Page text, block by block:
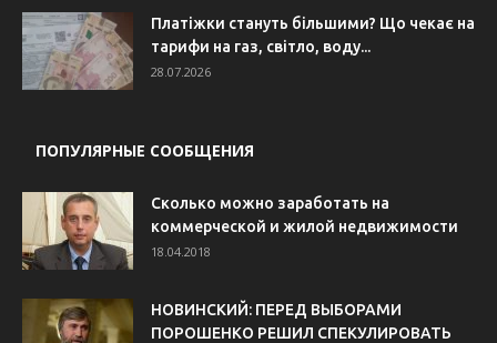
Платіжки стануть більшими? Що чекає на
тарифи на газ, світло, воду...
28.07.2026
ПОПУЛЯРНЫЕ СООБЩЕНИЯ
Сколько можно заработать на
коммерческой и жилой недвижимости
18.04.2018
НОВИНСКИЙ: ПЕРЕД ВЫБОРАМИ
ПОРОШЕНКО РЕШИЛ СПЕКУЛИРОВАТЬ